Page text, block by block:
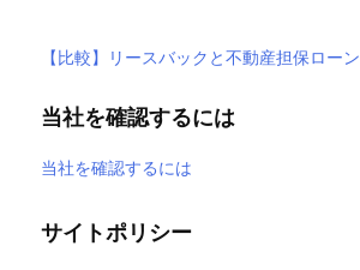
【比較】リースバックと不動産担保ローン
当社を確認するには
当社を確認するには
サイトポリシー